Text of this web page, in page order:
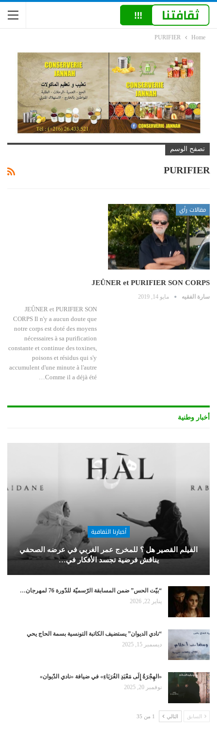
Home
PURIFIER
تصفح الوسم
PURIFIER
مقالات رأي
JEÛNER et PURIFIER SON CORPS
سارة الفقيه مايو 14, 2019
JEÛNER et PURIFIER SON
CORPS Il n'y a aucun doute que
notre corps est doté des moyens
nécessaires à sa purification
constante et continue des toxines,
poisons et résidus qui s'y
accumulent d'une minute à l'autre
Comme il a déjà été…
أخبار وطنية
أخبارنا الثقافية
الفيلم القصير هل ؟ للمخرج عمر الغربي في عرضه الصحفي
يناقش فرضية تجسد الأفكار في…
“بيّت الحس” ضمن المسابقة الرّسميّة للدّورة 76 لمهرجان…
يناير 22, 2026
“نادي الديوان” يستضيف الكاتبة التونسية بسمة الحاج يحي
ديسمبر 15, 2025
«الهِجْرَةُ إِلَى مَعْبَدِ الغُرَبَاءِ» في ضيافة «نادي الدّيوان»
نوفمبر 20, 2025
السابق التالي 1 من 35